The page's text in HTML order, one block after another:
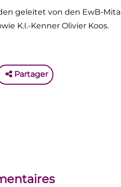
geleitet von den EwB-
K.I.-Kenner Olivier Koos.
Partager